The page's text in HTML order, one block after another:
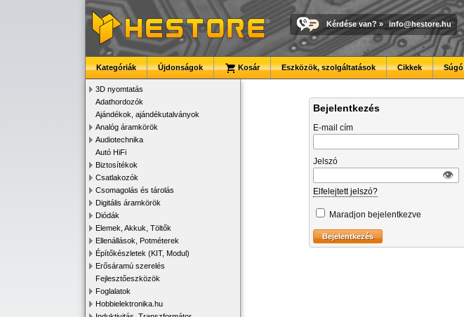
Kérdése van? » info@hestore.hu
Kategóriák Újdonságok Kosár Eszközök, szolgáltatások Cikkek Súgó
3D nyomtatás
Adathordozók
Ajándékok, ajándékutalványok
Analóg áramkörök
Audiotechnika
Autó HiFi
Biztosítékok
Csatlakozók
Csomagolás és tárolás
Digitális áramkörök
Diódák
Elemek, Akkuk, Töltők
Ellenállások, Potméterek
Építőkészletek (KIT, Modul)
Erősáramú szerelés
Fejlesztőeszközök
Foglalatok
Hobbielektronika.hu
Bejelentkezés
E-mail cím
Jelszó
👁︎
Elfelejtett jelszó?
Maradjon bejelentkezve